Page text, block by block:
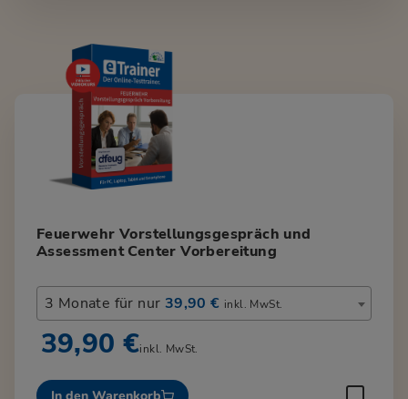
Feuerwehr Vorstellungsgespräch und
Assessment Center Vorbereitung
3 Monate für nur 39,90 € inkl. MwSt.
39,90 €inkl. MwSt.